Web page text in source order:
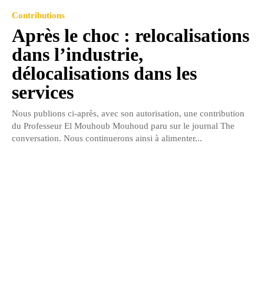
Contributions
Après le choc : relocalisations
dans l’industrie,
délocalisations dans les
services
Nous publions ci-après, avec son autorisation, une contribution
du Professeur El Mouhoub Mouhoud paru sur le journal The
conversation. Nous continuerons ainsi à alimenter...